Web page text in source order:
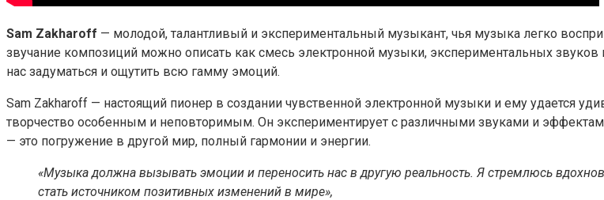
Sam Zakharoff — молодой, талантливый и экспериментальный музыкант, чья музыка легко
звучание композиций можно описать как смесь электронной музыки, экспериментальных звуков
нас задуматься и ощутить всю гамму эмоций.
Sam Zakharoff — настоящий пионер в создании чувственной электронной музыки и ему удается
творчество особенным и неповторимым. Он экспериментирует с различными звуками и
— это погружение в другой мир, полный гармонии и энергии.
«Музыка должна вызывать эмоции и переносить нас в другую реальность. Я стремлюсь
стать источником позитивных изменений в мире»,